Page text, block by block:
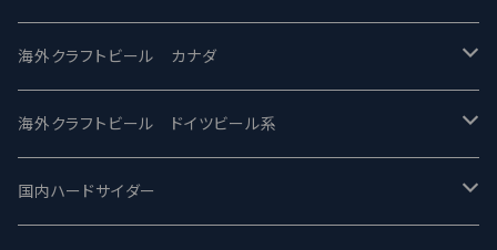
忽布古丹醸造 - HOP KOTAN
ワイマーケットブルーイング Y.Market Brewing
志賀高原ビール - SIGAKOGEN
Fair State フェアステイト
Lagunitas ラグニタス
FirestoneWalker ファイアストーン
ワイルドチャイルド - Wilde Child
BrewDog Brewery - ブリュードッグ
The Flying Inn / ザ フライイング イン
Heart Of Darkness - ハートオブダークネス
Carbon brews -カーボン
TAIHU - タイフー
ROCKY RIDGE - ロッキーリッジ
BODRIGGY BREWING ボッドリッジー
CO-CONSPIRATORS コ・コンスピレーターズ
海外クラフトビール カナダ
Jackie O's ジャッキーオーズ
Westbrook ウェストブルック
海外クラフトビール ドイツビール系
Karmeliten カーメリテン
国内ハードサイダー